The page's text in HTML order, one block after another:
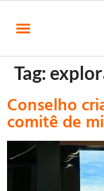
Tag:
Conselho
comitê de